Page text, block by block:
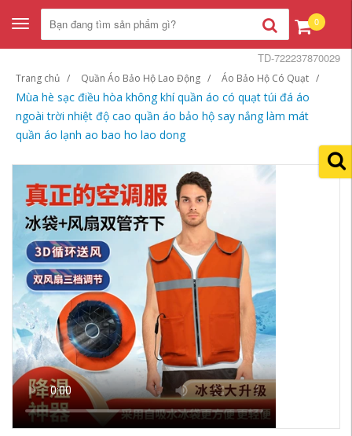
Toggle
navigation
0
Trang chủ Quần Áo Bảo Hộ Lao Động Áo Bảo Hộ Có Quạt
Mùa hè sạc điều hòa không khí quần áo có quạt túi đá áo
ngoài trời nhiệt độ cao quần áo bảo hộ say nắng làm mát
quần áo lạnh ao bao ho lao dong
TD-722237870029